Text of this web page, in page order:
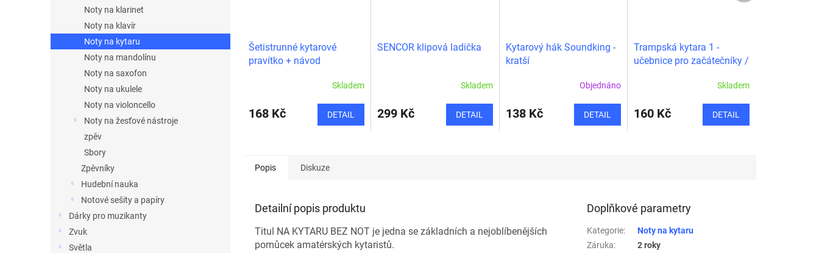
Noty na klarinet
Noty na klavír
Noty na kytaru
Noty na mandolínu
Noty na saxofon
Noty na ukulele
Noty na violoncello
Noty na žesťové nástroje
zpěv
Sbory
Zpěvníky
Hudební nauka
Notové sešity a papíry
Dárky pro muzikanty
Zvuk
Světla
Šetistrunné kytarové
pravítko + návod
Skladem
168 Kč DETAIL
SENCOR klipová ladička
Skladem
299 Kč DETAIL
Kytarový hák Soundking -
kratší
Objednáno
138 Kč DETAIL
Trampská kytara 1 -
učebnice pro začátečníky /
Skladem
160 Kč DETAIL
Popis Diskuze
Detailní popis produktu
Titul NA KYTARU BEZ NOT je jedna se základních a nejoblíbenějších
pomůcek amatérských kytaristů.
Doplňkové parametry
Kategorie:
Noty na kytaru
Záruka:
2 roky